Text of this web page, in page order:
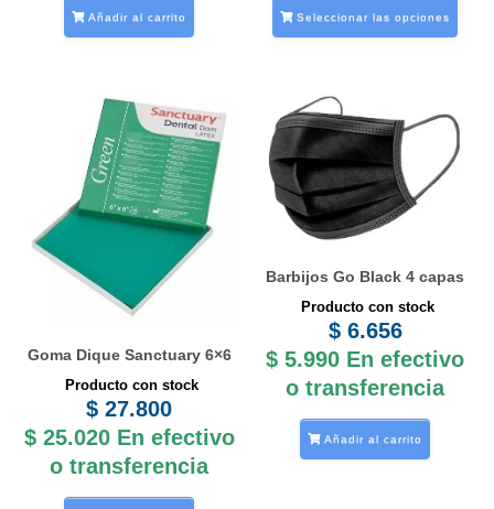
Añadir al carrito Seleccionar las opciones
Goma Dique Sanctuary 6×6
Producto con stock
$ 27.800
$25.020 En efectivo
o transferencia
Barbijos Go Black 4 capas
Producto con stock
$6.656
$ 5.990 En efectivo
o transferencia
Añadir al carrito